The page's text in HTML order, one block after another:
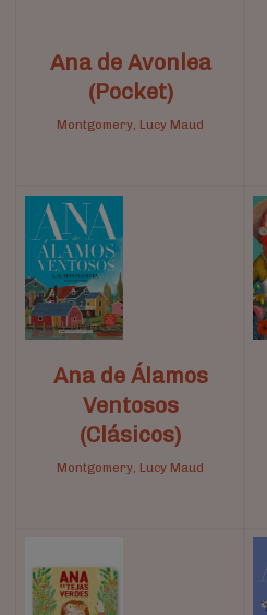
Ana de Avonlea
(Pocket)
Montgomery, Lucy Maud
Ana de Álamos
Ventosos
(Clásicos)
Montgomery, Lucy Maud